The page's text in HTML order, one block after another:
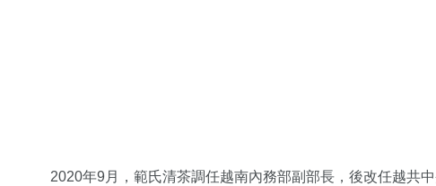
2020年9月，範氏清茶調任越南內務部副部長，後改任越共